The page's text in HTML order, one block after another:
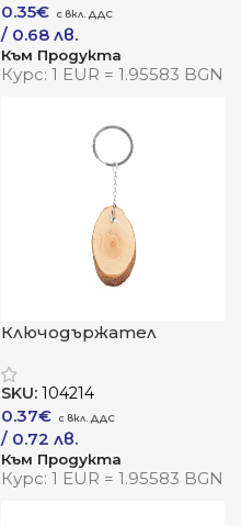
0.35€
/ 0.68 лв.
Към Продукта
Курс: 1 EUR = 1.95583 BGN
Ключодържател
естествена простота
в две форми
SKU: 104214
0.37€
/ 0.72 лв.
Към Продукта
Курс: 1 EUR = 1.95583 BGN